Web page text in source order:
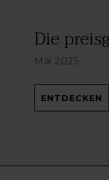
Die
Mai 2025
ENTDECKEN